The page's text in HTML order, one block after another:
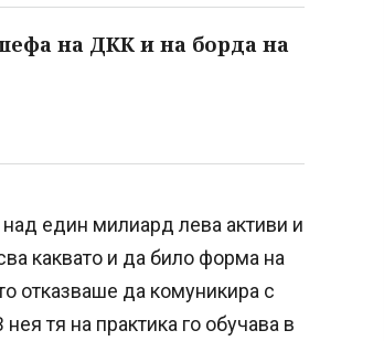
на ДКК и на борда на
един милиард лева активи и
каквато и да било форма на
отказваше да комуникира с
тя на практика го обучава в